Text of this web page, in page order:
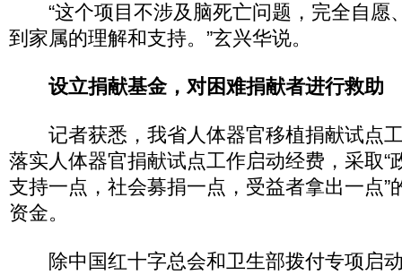
“这个项目不涉及脑死亡问题，完全自愿
到家属的理解和支持。”玄兴华说。
设立捐献基金，对困难捐献者进行救助
记者获悉，我省人体器官移植捐献试点
落实人体器官捐献试点工作启动经费，采取“
支持一点，社会募捐一点，受益者拿出一点”
资金。
除中国红十字总会和卫生部拨付专项启